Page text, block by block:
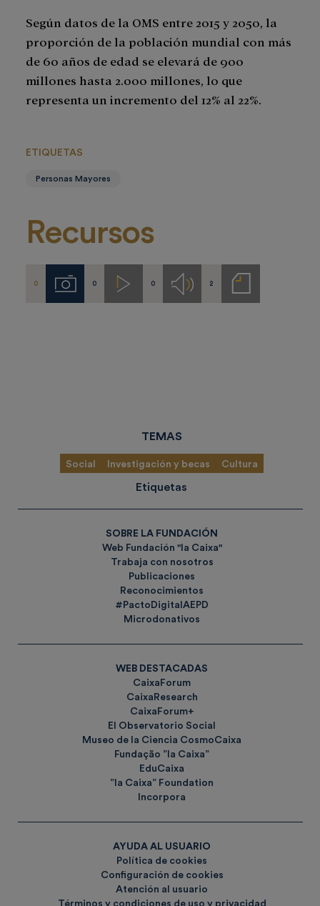
Según datos de la OMS entre 2015 y 2050, la
proporción de la población mundial con más
de 60 años de edad se elevará de 900
millones hasta 2.000 millones, lo que
representa un incremento del 12% al 22%.
ETIQUETAS
Personas Mayores
Recursos
0 Imágenes
0 Videos
0 Audios2
Notas
de
TEMAS
Social Investigación y becas Cultura
Etiquetas
SOBRE LA FUNDACIÓN
Web Fundación "la Caixa"
Trabaja con nosotros
Publicaciones
Reconocimientos
#PactoDigitalAEPD
Microdonativos
WEB DESTACADAS
CaixaForum
CaixaResearch
CaixaForum+
El Observatorio Social
Museo de la Ciencia CosmoCaixa
Fundação ”la Caixa”
EduCaixa
”la Caixa” Foundation
Incorpora
AYUDA AL USUARIO
Política de cookies
Configuración de cookies
Atención al usuario